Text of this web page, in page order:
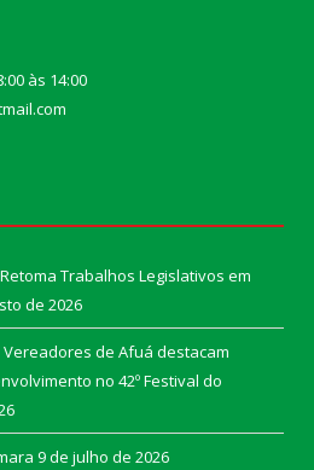
às 14:00
Trabalhos Legislativos em
de 2026
de Afuá destacam
no 42º Festival do
9 de julho de 2026